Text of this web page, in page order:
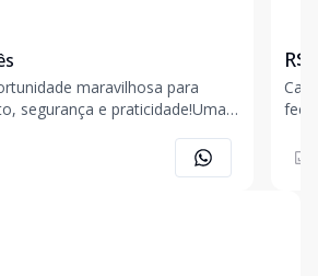
maravilhosa para
segurança e praticidade!Uma
incluindo uma suíte
e privacidade para toda a família.
R$